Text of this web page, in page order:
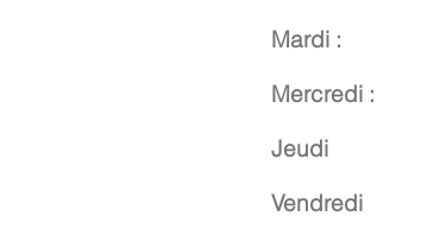
Mardi :
Mercredi :
Jeudi
Vendredi